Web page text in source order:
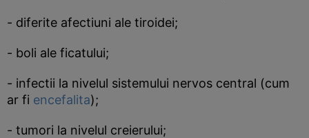
- diferite afectiuni ale tiroidei;
- boli ale ficatului;
- infectii la nivelul sistemului nervos central (cum
ar fi encefalita);
- tumori la nivelul creierului;